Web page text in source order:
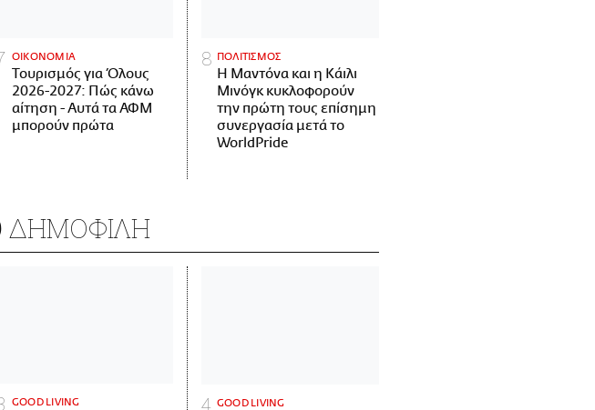
ΟΙΚΟΝΟΜΙΑ
Τουρισμός για Όλους
2026-2027: Πώς κάνω
αίτηση - Αυτά τα ΑΦΜ
μπορούν πρώτα
ΠΟΛΙΤΙΣΜΟΣ
Η Μαντόνα και η Κάιλι
Μινόγκ κυκλοφορούν
την πρώτη τους επίσημη
συνεργασία μετά το
WorldPride
ΔΗΜΟΦΙΛΗ
GOOD LIVING GOOD LIVING